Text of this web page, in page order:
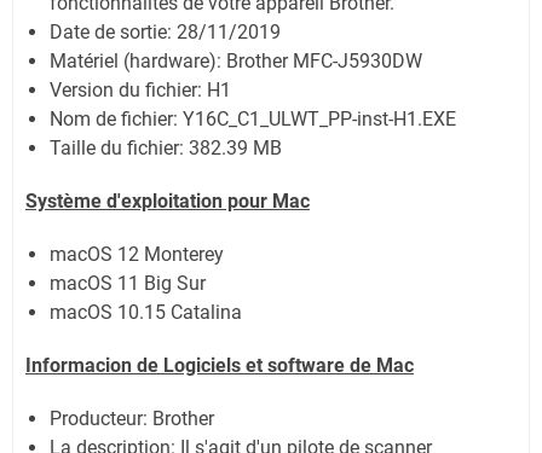
Date de sortie: 28/11/2019
Matériel (hardware): Brother MFC-J5930DW
Version du fichier: H1
Nom de fichier: Y16C_C1_ULWT_PP-inst-H1.EXE
Taille du fichier: 382.39 MB
Système d'exploitation pour Mac
macOS 12 Monterey
macOS 11 Big Sur
macOS 10.15 Catalina
Informacion de Logiciels et software de Mac
Producteur: Brother
La description: Il s'agit d'un pilote de scanner